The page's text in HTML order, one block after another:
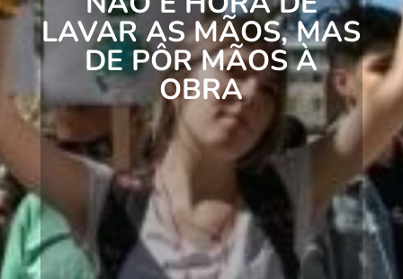
LAVAR AS MÃOS, MAS
DE PÔR MÃOS À
OBRA